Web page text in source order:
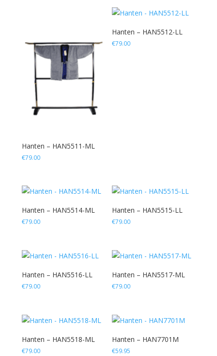
Hanten – HAN5511-ML
€79.00
Hanten – HAN5512-LL
€79.00
Hanten – HAN5514-ML
€79.00
Hanten – HAN5515-LL
€79.00
Hanten – HAN5516-LL
€79.00
Hanten – HAN5517-ML
€79.00
Hanten – HAN5518-ML
€79.00
Hanten – HAN7701M
€59.95